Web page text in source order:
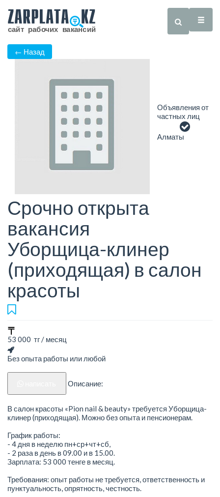
← Назад
Объявления от
частных лиц
Алматы
Срочно открыта
вакансия
Уборщица-клинер
(приходящая) в салон
красоты
53 000 тг / месяц
Без опыта работы или любой
Описание:
В салон красоты «Pion nail & beauty» требуется Уборщица-
клинер (приходящая). Можно без опыта и пенсионерам.
График работы:
- 4 дня в неделю пн+ср+чт+сб,
- 2 раза в день в 09.00 и в 15.00.
Зарплата: 53 000 тенге в месяц.
Требования: опыт работы не требуется, ответственность и
пунктуальность, опрятность, честность.